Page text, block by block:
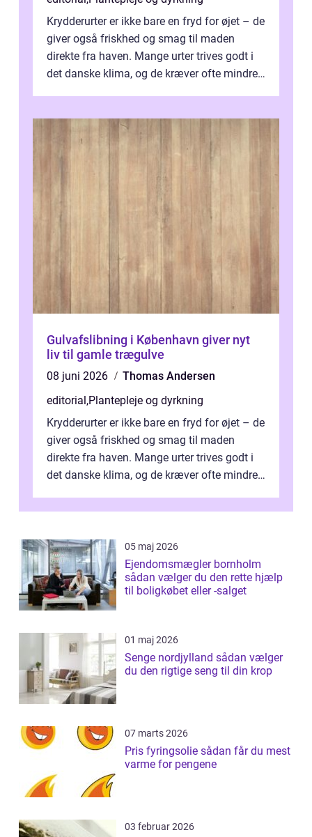
Krydderurter er ikke bare en fryd for øjet – de
giver også friskhed og smag til maden
direkte fra haven. Mange urter trives godt i
det danske klima, og de kræver ofte mindre
Gulvafslibning i København giver nyt
liv til gamle trægulve
08 juni 2026
Thomas Andersen
editorial,Plantepleje og dyrkning
Krydderurter er ikke bare en fryd for øjet – de
giver også friskhed og smag til maden
direkte fra haven. Mange urter trives godt i
det danske klima, og de kræver ofte mindre
05 maj 2026
Ejendomsmægler bornholm
sådan vælger du den rette hjælp
til boligkøbet eller -salget
01 maj 2026
Senge nordjylland sådan vælger
du den rigtige seng til din krop
07 marts 2026
Pris fyringsolie sådan får du mest
varme for pengene
03 februar 2026